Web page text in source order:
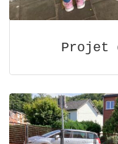
Projet